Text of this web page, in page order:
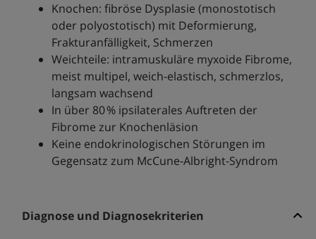
Knochen: fibröse Dysplasie (monostotisch
oder polyostotisch) mit Deformierung,
Frakturanfälligkeit, Schmerzen
Weichteile: intramuskuläre myxoide Fibrome,
meist multipel, weich-elastisch, schmerzlos,
langsam wachsend
In über 80 % ipsilaterales Auftreten der
Fibrome zur Knochenläsion
Keine endokrinologischen Störungen im
Gegensatz zum McCune-Albright-Syndrom
Diagnose und Diagnosekriterien